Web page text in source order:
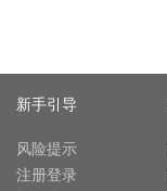
新手引导
风险提示
注册登录